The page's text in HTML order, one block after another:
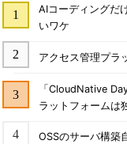
AIコーディングだ
いワケ
アクセス管理プラ
「CloudNative
ラットフォームは
OSSのサーバ構築